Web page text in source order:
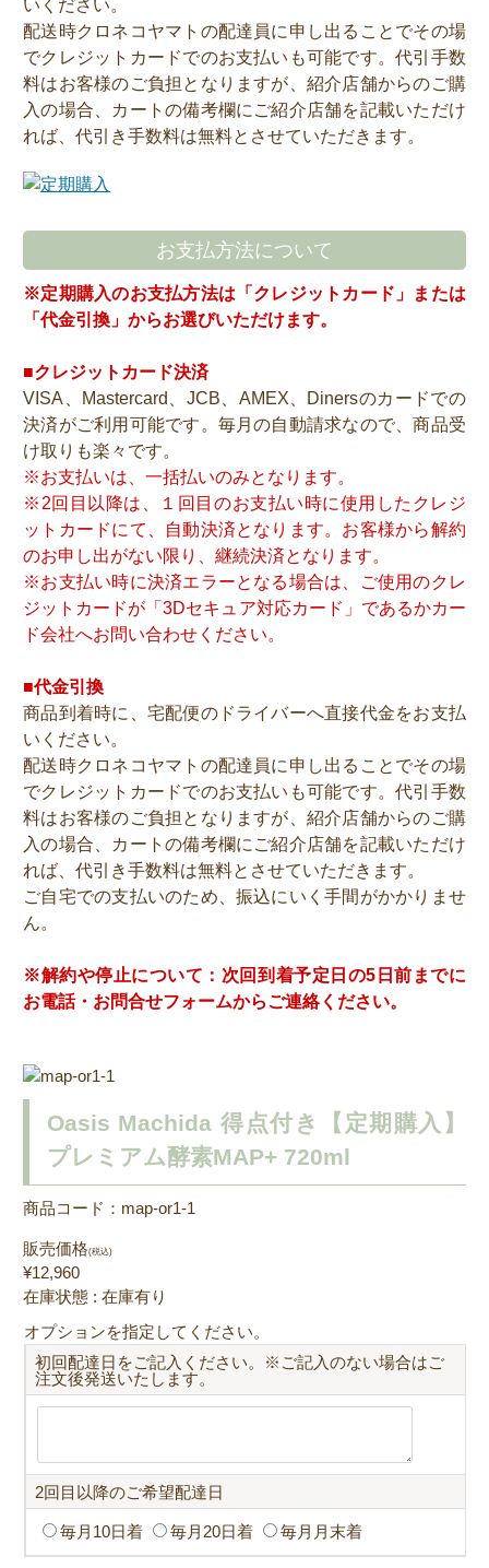
いください。
配送時クロネコヤマトの配達員に申し出ることでその場
でクレジットカードでのお支払いも可能です。代引手数
料はお客様のご負担となりますが、紹介店舗からのご購
入の場合、カートの備考欄にご紹介店舗を記載いただけ
れば、代引き手数料は無料とさせていただきます。
お支払方法について
※定期購入のお支払方法は「クレジットカード」または
「代金引換」からお選びいただけます。
■クレジットカード決済
VISA、Mastercard、JCB、AMEX、Dinersのカードでの
決済がご利用可能です。毎月の自動請求なので、商品受
け取りも楽々です。
※お支払いは、一括払いのみとなります。
※2回目以降は、１回目のお支払い時に使用したクレジ
ットカードにて、自動決済となります。お客様から解約
のお申し出がない限り、継続決済となります。
※お支払い時に決済エラーとなる場合は、ご使用のクレ
ジットカードが「3Dセキュア対応カード」であるかカー
ド会社へお問い合わせください。
■代金引換
商品到着時に、宅配便のドライバーへ直接代金をお支払
いください。
配送時クロネコヤマトの配達員に申し出ることでその場
でクレジットカードでのお支払いも可能です。代引手数
料はお客様のご負担となりますが、紹介店舗からのご購
入の場合、カートの備考欄にご紹介店舗を記載いただけ
れば、代引き手数料は無料とさせていただきます。
ご自宅での支払いのため、振込にいく手間がかかりませ
ん。
※解約や停止について：次回到着予定日の5日前までに
お電話・お問合せフォームからご連絡ください。
Oasis Machida 得点付き【定期購入】
プレミアム酵素MAP+ 720ml
商品コード：map-or1-1
販売価格(税込)
¥12,960
在庫状態 : 在庫有り
オプションを指定してください。
初回配達日をご記入ください。※ご記入のない場合はご
注文後発送いたします。
2回目以降のご希望配達日
毎月10日着 毎月20日着 毎月月末着